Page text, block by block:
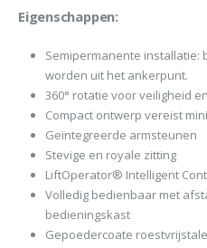
Eigenschappen:
Semipermanente installatie:
worden uit het ankerpunt.
360° rotatie voor veiligheid
Compact ontwerp vereist
Geïntegreerde armsteunen
Stevige en royale zitting
LiftOperator® Intelligent
Volledig bedienbaar met
bedieningskast
Gepoedercoate